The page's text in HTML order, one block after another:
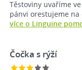
Těstoviny uvaříme
pánvi orestujeme
více o Linguine
Čočka s rýží